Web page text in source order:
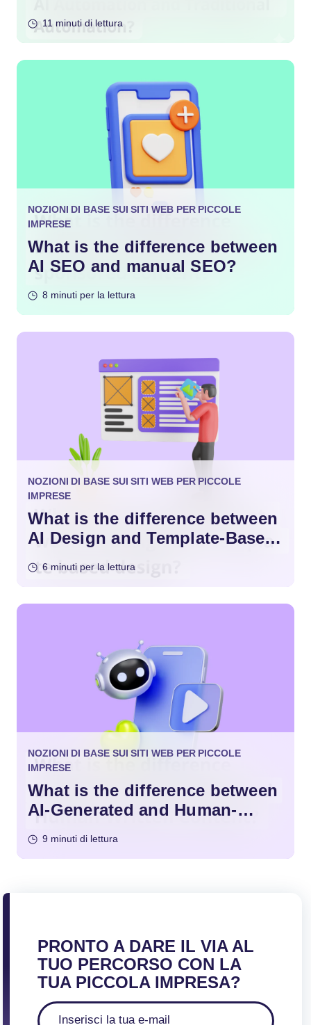
11 minuti di lettura
NOZIONI DI BASE SUI SITI WEB PER PICCOLE
IMPRESE
What is the difference between
AI SEO and manual SEO?
8 minuti per la lettura
NOZIONI DI BASE SUI SITI WEB PER PICCOLE
IMPRESE
What is the difference between
AI Design and Template-Based
6 minuti per la lettura
NOZIONI DI BASE SUI SITI WEB PER PICCOLE
IMPRESE
What is the difference between
AI-Generated and Human-
9 minuti di lettura
PRONTO A DARE IL VIA AL
TUO PERCORSO CON LA
TUA PICCOLA IMPRESA?